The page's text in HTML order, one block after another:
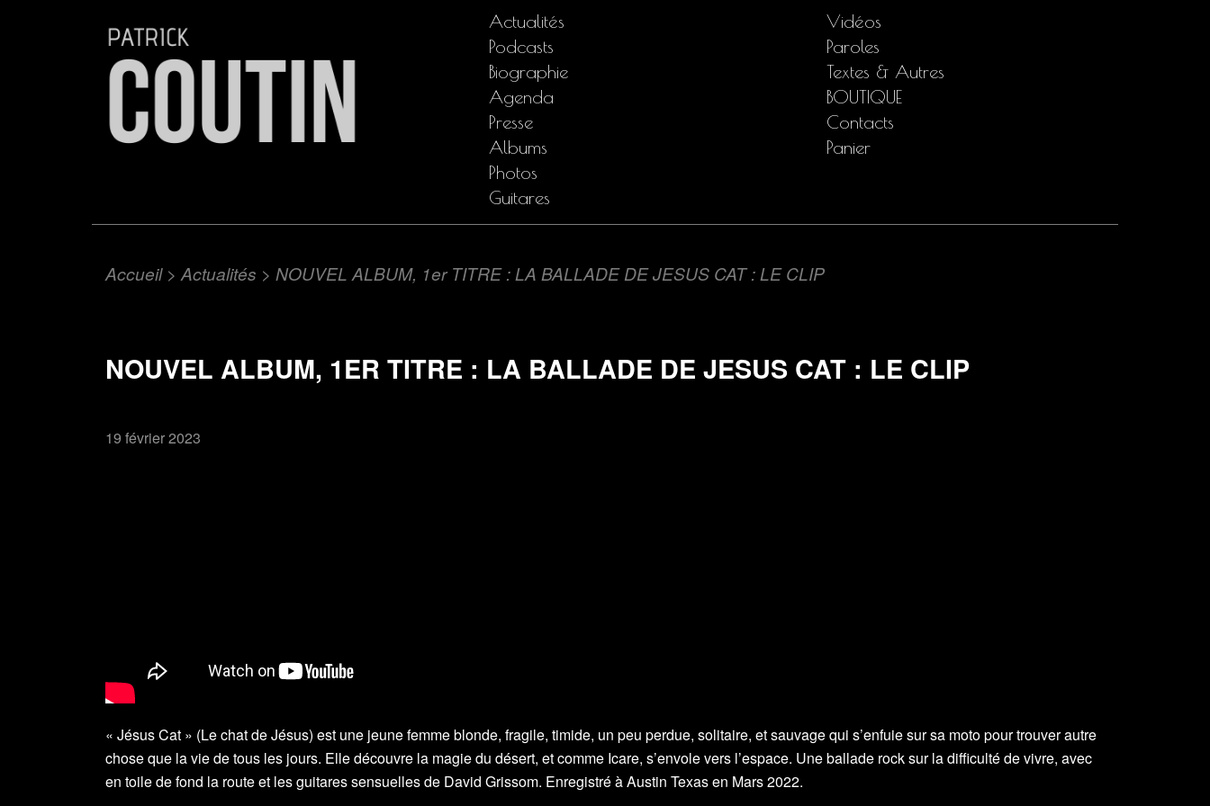
Actualités
Podcasts
Biographie
Agenda
Presse
Albums
Photos
Guitares
Vidéos
Paroles
Textes & Autres
BOUTIQUE
Contacts
Panier
Accueil> Actualités > NOUVEL ALBUM, 1er TITRE : LA BALLADE DE JESUS CAT : LE CLIP
NOUVEL ALBUM, 1ER TITRE : LA BALLADE DE JESUS CAT : LE CLIP
19 février 2023
« Jésus Cat » (Le chat de Jésus) est une jeune femme blonde, fragile, timide, un peu perdue, solitaire, et sauvage qui s’enfuie sur sa moto pour trouver autre
chose que la vie de tous les jours. Elle découvre la magie du désert, et comme Icare, s’envole vers l’espace. Une ballade rock sur la difficulté de vivre, avec
en toile de fond la route et les guitares sensuelles de David Grissom. Enregistré à Austin Texas en Mars 2022.